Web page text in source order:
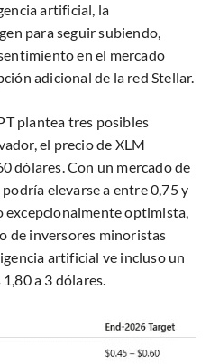
artificial, la
para seguir subiendo,
en el mercado
adicional de la red Stellar.
plantea tres posibles
el precio de XLM
dólares. Con un mercado de
elevarse a entre 0,75 y
excepcionalmente optimista,
de inversores minoristas
artificial ve incluso un
a 3 dólares.